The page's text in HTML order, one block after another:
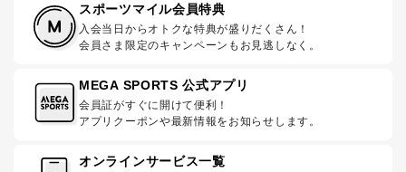
スポーツマイル会員特典
入会当日からオトクな特典が盛りだくさん！
会員さま限定のキャンペーンもお見逃しなく。
MEGA SPORTS 公式アプリ
会員証がすぐに開けて便利！
アプリクーポンや最新情報をお知らせします。
オンラインサービス一覧